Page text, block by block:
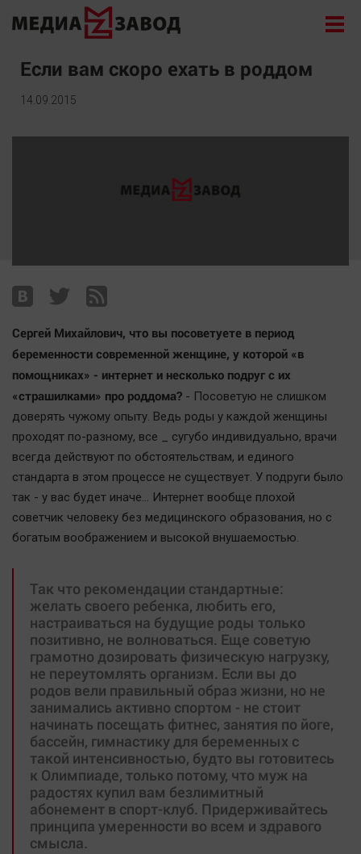
Новости
Курилка
Поиск
Архив
Наша победа
Общество
Политика
Происшествия
Здоровье
Культура
Курилка
Мнения
Спорт
Технологии
Отраслевые темы
Hедвижимость
Образование
Автомобили
XX век: криминальные уроки
Банки
Медиаграмотность
Медицина
Если вам скоро ехать в роддом
14.09.2015
Сергей Михайлович, что вы посоветуете в период
беременности современной женщине, у которой «в
помощниках» - интернет и несколько подруг с их
«страшилками» про роддома? - Посоветую не слишком
доверять чужому опыту. Ведь роды у каждой женщины
проходят по-разному, все _ сугубо индивидуально, врачи
всегда действуют по обстоятельствам, и единого
стандарта в этом процессе не существует. У подруги было
так - у вас будет иначе… Интернет вообще плохой
советчик человеку без медицинского образования, но с
богатым воображением и высокой внушаемостью.
Так что рекомендации стандартные:
желать своего ребенка, любить его,
настраиваться на будущие роды только
позитивно, не волноваться. Еще советую
грамотно дозировать физическую нагрузку,
не переутомлять организм. Если вы до
родов вели правильный образ жизни, но не
занимались активно спортом - не стоит
начинать посещать фитнес, занятия по йоге,
бассейн, гимнастику для беременных с
такой интенсивностью, будто вы готовитесь
к Олимпиаде, только потому, что муж на
радостях купил вам безлимитный
абонемент в спорт-клуб. Придерживайтесь
принципа умеренности во всем и здравого
смысла.